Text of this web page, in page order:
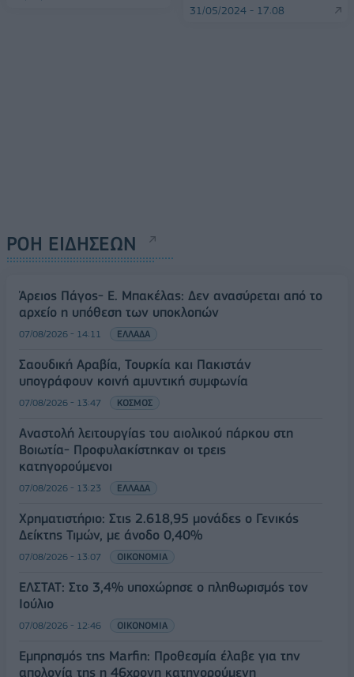
31/05/2024 - 17:08
ΡΟΗ ΕΙΔΗΣΕΩΝ
Άρειος Πάγος- Ε. Μπακέλας: Δεν ανασύρεται από το
αρχείο η υπόθεση των υποκλοπών
07/08/2026 - 14:11 ΕΛΛΑΔΑ
Σαουδική Αραβία, Τουρκία και Πακιστάν
υπογράφουν κοινή αμυντική συμφωνία
07/08/2026 - 13:47 ΚΟΣΜΟΣ
Αναστολή λειτουργίας του αιολικού πάρκου στη
Βοιωτία- Προφυλακίστηκαν οι τρεις
κατηγορούμενοι
07/08/2026 - 13:23 ΕΛΛΑΔΑ
Χρηματιστήριο: Στις 2.618,95 μονάδες ο Γενικός
Δείκτης Τιμών, με άνοδο 0,40%
07/08/2026 - 13:07 ΟΙΚΟΝΟΜΙΑ
ΕΛΣΤΑΤ: Στο 3,4% υποχώρησε ο πληθωρισμός τον
Ιούλιο
07/08/2026 - 12:46 ΟΙΚΟΝΟΜΙΑ
Εμπρησμός της Marfin: Προθεσμία έλαβε για την
απολογία της η 46χρονη κατηγορούμενη